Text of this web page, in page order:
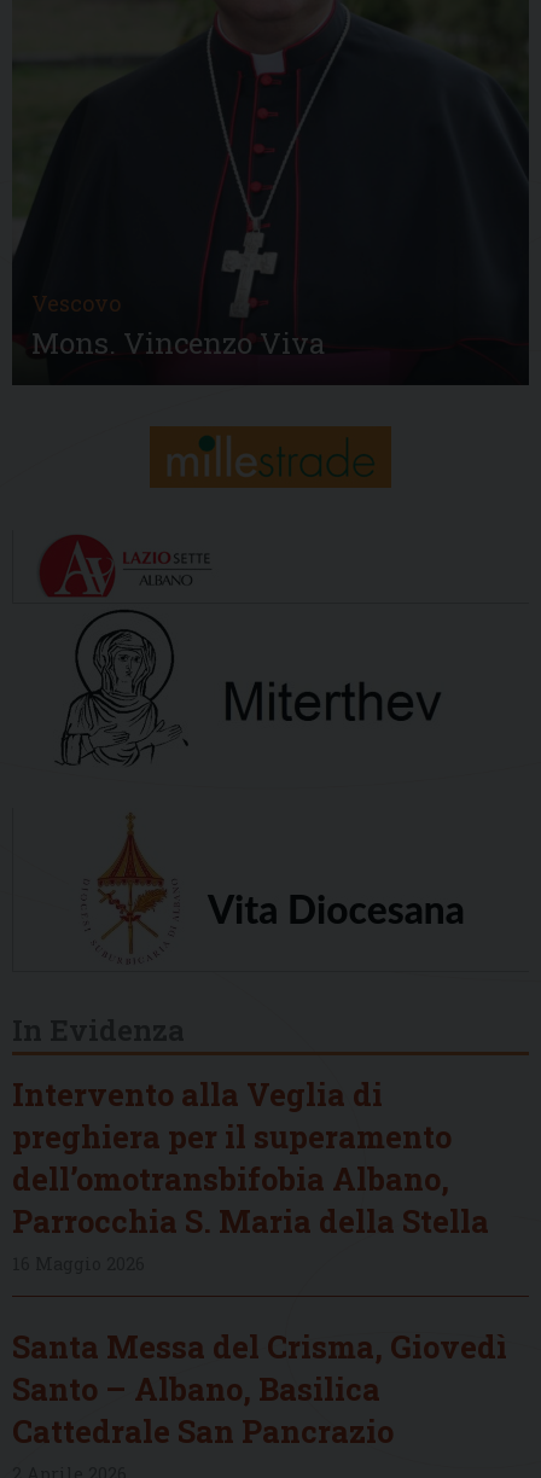
Vescovo
Mons. Vincenzo Viva
Intervento alla Veglia di
preghiera per il superamento
dell’omotransbifobia Albano,
Parrocchia S. Maria della Stella
Santa Messa del Crisma, Giovedì
Santo – Albano, Basilica
Cattedrale San Pancrazio